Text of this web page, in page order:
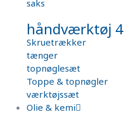
saks
håndværktøj 4
Skruetrækker
tænger
topnøglesæt
Toppe & topnøgler
værktøjssæt
Olie & kemi